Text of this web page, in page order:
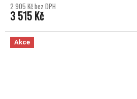
2 905 Kč bez DPH
3 515 Kč
Akce